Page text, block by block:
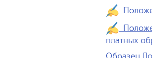
платных
Образец